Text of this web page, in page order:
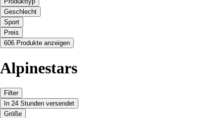
Geschlecht
Sport
Preis
606 Produkte anzeigen
Alpinestars
Filter
In 24 Stunden versendet
Größe